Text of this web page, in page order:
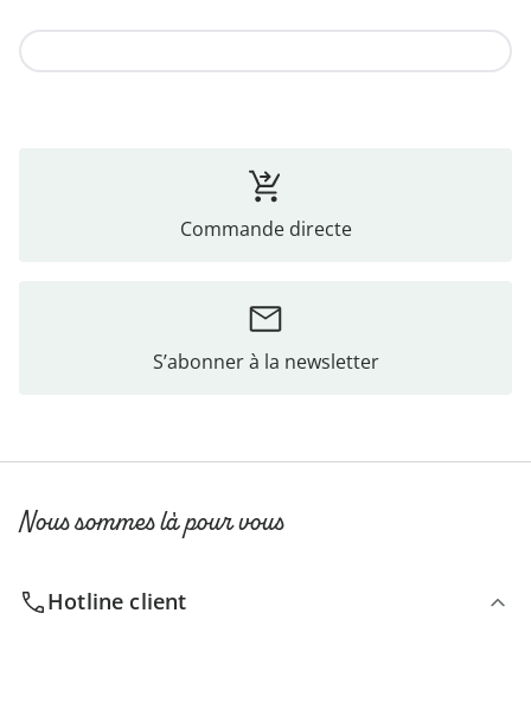
Commande directe
S’abonner à la newsletter
Nous sommes là pour vous
Hotline client